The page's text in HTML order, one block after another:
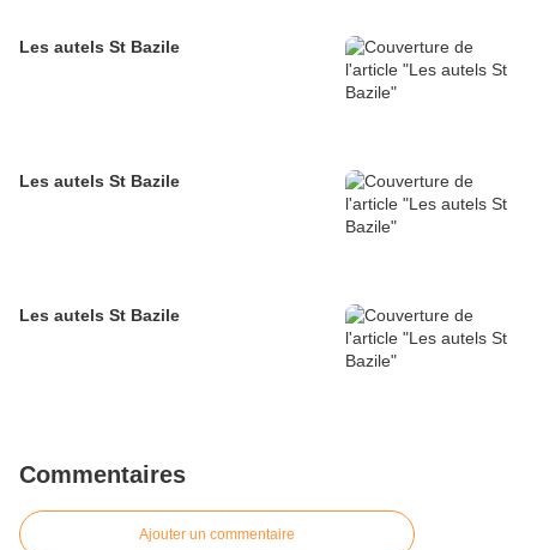
Les autels St Bazile
Les autels St Bazile
Les autels St Bazile
Commentaires
Ajouter un commentaire